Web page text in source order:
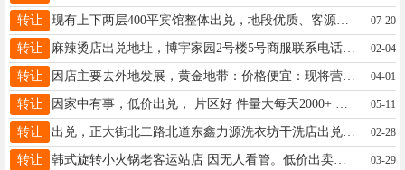
转让 07-20
转让 麻辣烫店出兑地址，博宇家园2号楼5号商服联系电话15214524692 02-04
转让 因店主要去外地发展，黄金地带：价格便宜：现将营业中洗车行出兑，单库 设备齐全 药水齐全 新装修 想做精洗的不二选择。 联系电话：18745579779 04-01
转让 05-11
转让 出兑，正大街北二路北道东鑫力源洗衣坊干洗店出兑急兑，因家中有事无人管理客源稳定，有意者联系电话15765796059 02-28
转让 韩式旋转小火锅老客运站店 因无人看管。低价出卖出兑，出租。接手就直接赚钱，一年稳赚10万左右。13年老店有稳定客源。近期成交价格优惠。有诚意的可以致电18746561666 03-29